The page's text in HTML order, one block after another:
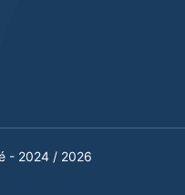
- 2024 / 2026